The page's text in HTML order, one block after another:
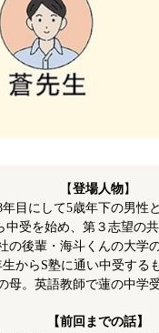
【登場人物】
目にして5歳年下の男性
受を始め、第３志望の共
の後輩・海斗くんの大学
からS塾に通い中受する
母。英語教師で蓮の中学
【前回までの話】